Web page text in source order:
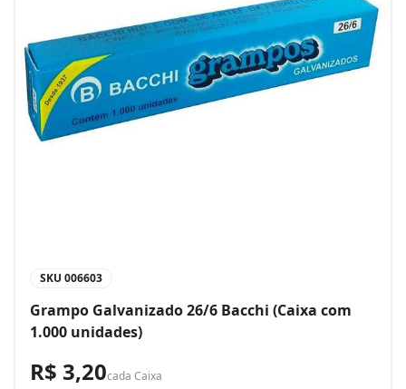
SKU 006603
Grampo Galvanizado 26/6 Bacchi (Caixa com
1.000 unidades)
R$ 3,20cada Caixa